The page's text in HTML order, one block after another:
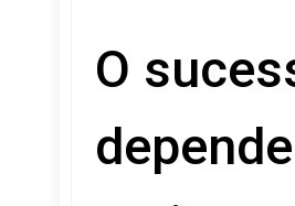
O
depende